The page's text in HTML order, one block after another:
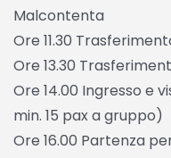
Malcontenta
Ore 11.30
Ore 13.30
Ore 14.00 Ingresso e
min. 15 pax a gruppo)
Ore 16.00 Partenza